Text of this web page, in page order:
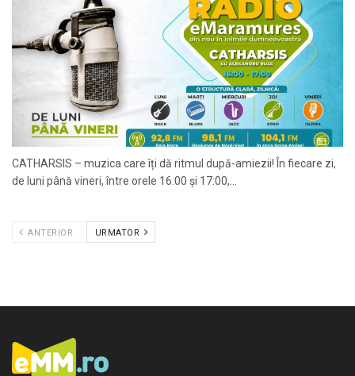
CATHARSIS – muzica care îți dă ritmul după-amiezii! În fiecare zi,
de luni până vineri, între orele 16:00 și 17:00,...
ANTERIOR URMATOR